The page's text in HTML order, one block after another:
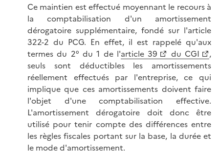
Ce maintien est effectué moyennant le recours à
la comptabilisation d'un amortissement
dérogatoire supplémentaire, fondé sur l'article
322-2 du PCG. En effet, il est rappelé qu'aux
termes du 2° du 1 de l'article 39 du CGI
,
seuls sont déductibles les amortissements
réellement effectués par l'entreprise, ce qui
implique que ces amortissements doivent faire
l'objet d'une comptabilisation effective.
L'amortissement dérogatoire doit donc être
utilisé pour tenir compte des différences entre
les règles fiscales portant sur la base, la durée et
le mode d'amortissement.